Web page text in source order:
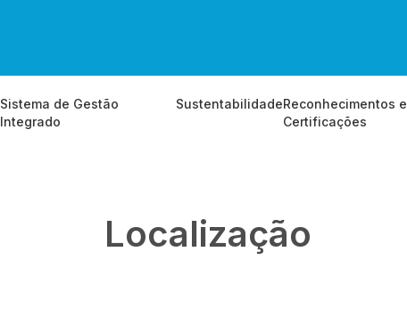
Sistema de Gestão
Integrado
SustentabilidadeReconhecimentos e
Certificações
Localização